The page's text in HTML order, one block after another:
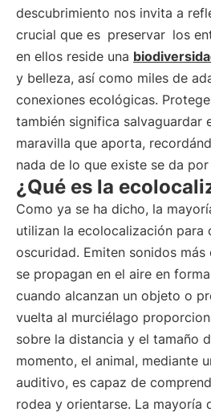
descubrimiento nos invita a
crucial que es preservar los
en ellos reside una
y belleza, así como miles de
conexiones ecológicas.
también significa salvaguardar
maravilla que aporta,
nada de lo que existe se da
¿Qué es la
Como ya se ha dicho, la
utilizan la ecolocalización para
oscuridad. Emiten sonidos
se propagan en el aire en
cuando alcanzan un objeto o
vuelta al murciélago
sobre la distancia y el tamaño
momento, el animal, mediante
auditivo, es capaz de
rodea y orientarse. La mayoría